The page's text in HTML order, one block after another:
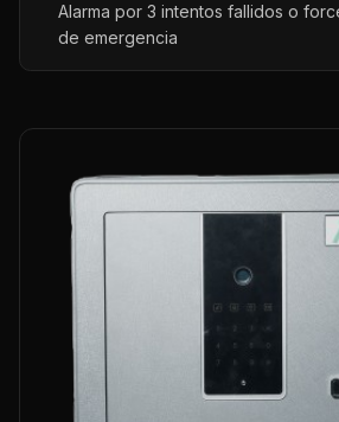
Alarma por 3 intentos fallidos o
de emergencia